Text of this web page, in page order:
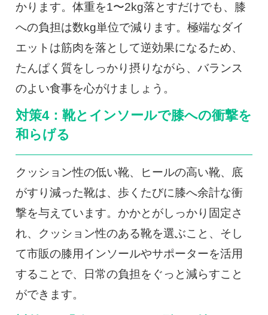
かります。体重を1〜2kg落とすだけでも、膝
への負担は数kg単位で減ります。極端なダイ
エットは筋肉を落として逆効果になるため、
たんぱく質をしっかり摂りながら、バランス
のよい食事を心がけましょう。
対策4：靴とインソールで膝への衝撃を
和らげる
クッション性の低い靴、ヒールの高い靴、底
がすり減った靴は、歩くたびに膝へ余計な衝
撃を与えています。かかとがしっかり固定さ
れ、クッション性のある靴を選ぶこと、そし
て市販の膝用インソールやサポーターを活用
することで、日常の負担をぐっと減らすこと
ができます。